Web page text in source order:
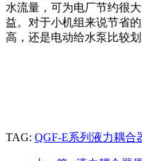
水流量，可为电厂节约很
益。对于小机组来说节省
高，还是电动给水泵比较划
TAG: QGF-E系列液力耦合